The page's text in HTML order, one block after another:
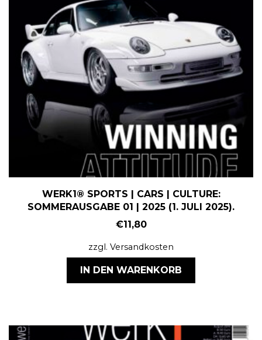
WERK1® SPORTS | CARS | CULTURE:
SOMMERAUSGABE 01 | 2025 (1. JULI 2025).
€11,80
zzgl. Versandkosten
IN DEN WARENKORB